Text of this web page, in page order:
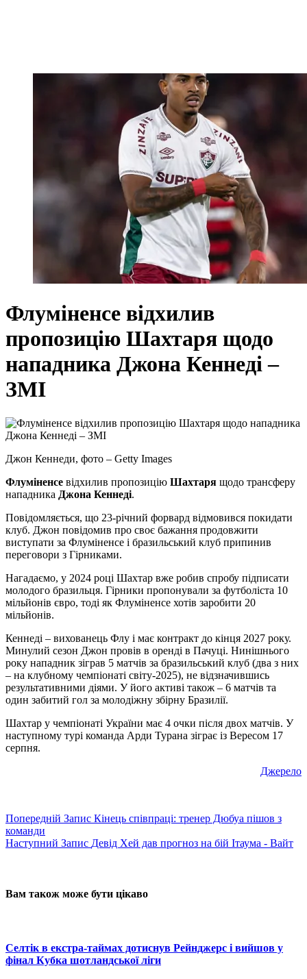
Флуміненсе відхилив
пропозицію Шахтаря щодо
нападника Джона Кеннеді –
ЗМІ
Джон Кеннеди, фото – Getty Images
Флуміненсе відхилив пропозицію Шахтаря щодо трансферу
нападника Джона Кеннеді.
Повідомляється, що 23-річний форвард відмовився покидати
клуб. Джон повідомив про своє бажання продовжити
виступати за Флуміненсе і бразильський клуб припинив
переговори з Гірниками.
Нагадаємо, у 2024 році Шахтар вже робив спробу підписати
молодого бразильця. Гірники пропонували за футболіста 10
мільйонів євро, тоді як Флуміненсе хотів заробити 20
мільйонів.
Кеннеді – вихованець Флу і має контракт до кінця 2027 року.
Минулий сезон Джон провів в оренді в Пачуці. Нинішнього
року нападник зіграв 5 матчів за бразильський клуб (два з них
– на клубному чемпіонаті світу-2025), не відзначившись
результативними діями. У його активі також – 6 матчів та
один забитий гол за молодіжну збірну Бразилії.
Шахтар у чемпіонаті України має 4 очки після двох матчів. У
наступному турі команда Арди Турана зіграє із Вересом 17
серпня.
Джерело
Попередній Запис Кінець співпраці: тренер Дюбуа пішов з
команди
Наступний Запис Девід Хей дав прогноз на бій Ітаума - Вайт
Вам також може бути цікаво
Селтік в екстра-таймах дотиснув Рейнджерс і вийшов у
фінал Кубка шотландської ліги